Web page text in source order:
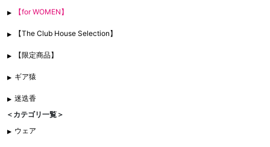
【for WOMEN】
【The Club House Selection】
【限定商品】
ギア猿
迷迭香
＜カテゴリ一覧＞
ウェア